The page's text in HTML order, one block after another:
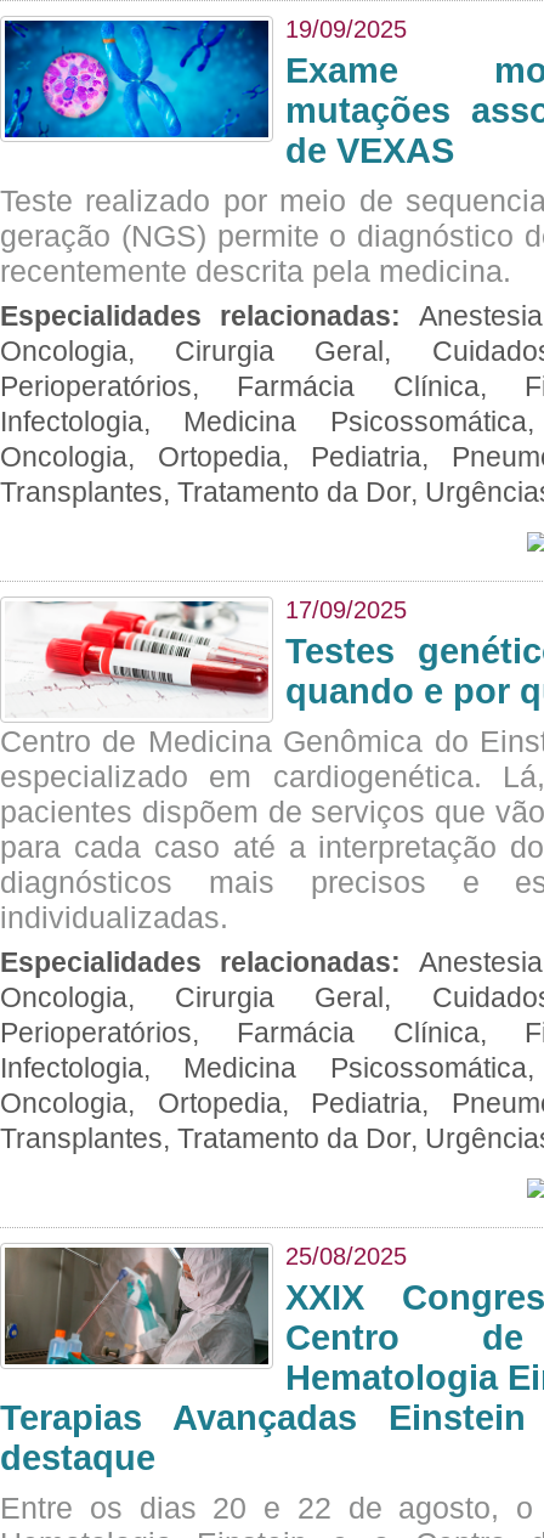
19/09/2025
Exame
mutações
de VEXAS
Teste realizado por meio de
geração (NGS) permite o diagnóstico
recentemente descrita pela medicina.
Especialidades relacionadas:
Oncologia, Cirurgia Geral,
Perioperatórios, Farmácia Clínica,
Infectologia, Medicina
Oncologia, Ortopedia, Pediatria,
Transplantes, Tratamento da Dor,
17/09/2025
Testes
quando e por
Centro de Medicina Genômica do
especializado em cardiogenética.
pacientes dispõem de serviços que
para cada caso até a interpretação
diagnósticos mais precisos e
individualizadas.
Especialidades relacionadas:
Oncologia, Cirurgia Geral,
Perioperatórios, Farmácia Clínica,
Infectologia, Medicina
Oncologia, Ortopedia, Pediatria,
Transplantes, Tratamento da Dor,
25/08/2025
XXIX
Centro
Hematologia
Terapias Avançadas
destaque
Entre os dias 20 e 22 de agosto, o